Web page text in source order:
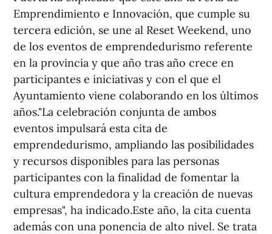
Emprendimiento e Innovación, que cumple su
tercera edición, se une al Reset Weekend, uno
de los eventos de emprendedurismo referente
en la provincia y que año tras año crece en
participantes e iniciativas y con el que el
Ayuntamiento viene colaborando en los últimos
años."La celebración conjunta de ambos
eventos impulsará esta cita de
emprendedurismo, ampliando las posibilidades
y recursos disponibles para las personas
participantes con la finalidad de fomentar la
cultura emprendedora y la creación de nuevas
empresas", ha indicado.Este año, la cita cuenta
además con una ponencia de alto nivel. Se trata